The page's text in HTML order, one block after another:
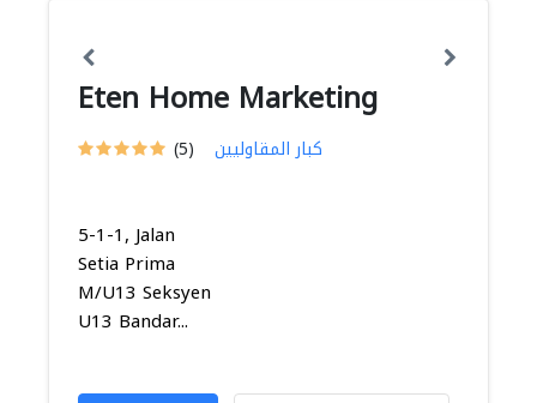
Eten Home Marketing
(5) كبار المقاوليين
5-1-1, Jalan
Setia Prima
M/U13 Seksyen
U13 Bandar...